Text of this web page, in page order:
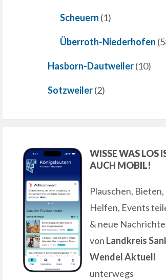
Scheuern (1)
Überroth-Niederhofen
Hasborn-Dautweiler(10)
Sotzweiler(2)
WISSE WAS LOS
AUCH MOBIL!
Plauschen, Bieten,
Helfen, Events
& neue
von Landkreis
Wendel Aktuell
unterwegs